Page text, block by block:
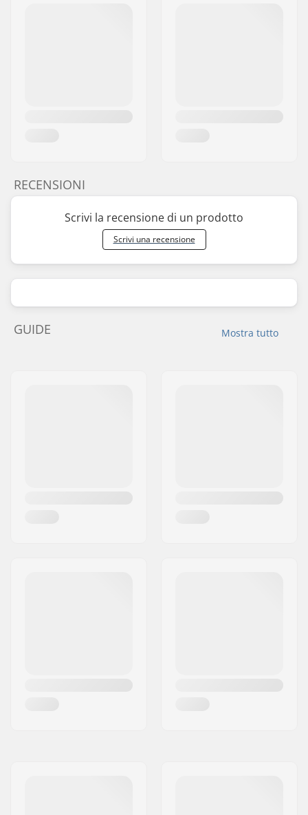
RECENSIONI
Scrivi la recensione di un prodotto
Scrivi una recensione
Mostra tutto
GUIDE